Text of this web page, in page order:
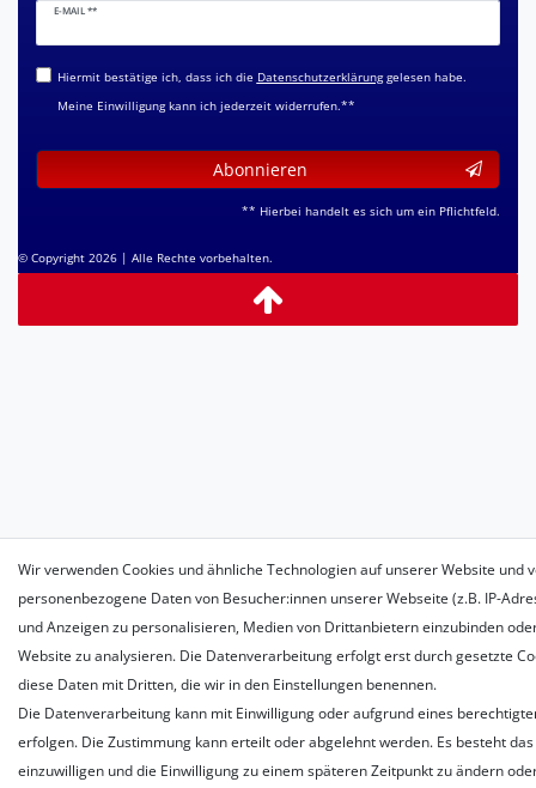
E-MAIL **
Newsletter
Honig
Hiermit bestätige ich, dass ich die Daten­schutz­erklärunggelesen habe.
Meine Einwilligung kann ich jederzeit widerrufen.**
Abonnieren
** Hierbei handelt es sich um ein Pflichtfeld.
© Copyright 2026 | Alle Rechte vorbehalten.
Wir verwenden Cookies und ähnliche Technologien auf unserer Website und
personenbezogene Daten von Besucher:innen unserer Webseite (z.B. IP-
und Anzeigen zu personalisieren, Medien von Drittanbietern einzubinden
Website zu analysieren. Die Datenverarbeitung erfolgt erst durch gesetzte
diese Daten mit Dritten, die wir in den Einstellungen benennen.
Die Datenverarbeitung kann mit Einwilligung oder aufgrund eines
erfolgen. Die Zustimmung kann erteilt oder abgelehnt werden. Es besteht das
einzuwilligen und die Einwilligung zu einem späteren Zeitpunkt zu ändern